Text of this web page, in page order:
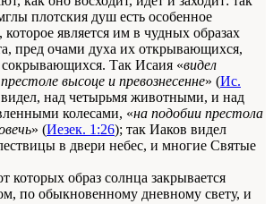
плотския душ есть особенное
является им в чудных образах
пред очами духа их открывающихся,
Так Исаия «видел
высоце и превознесенне» (Ис.
над четырьмя животными, и над
колесами, «на подобии престола
» (Иезек. 1:26); так Иаков видел
в двери небес, и многие Святые
которых образ солнца закрывается
по обыкновенному дневному свету, и